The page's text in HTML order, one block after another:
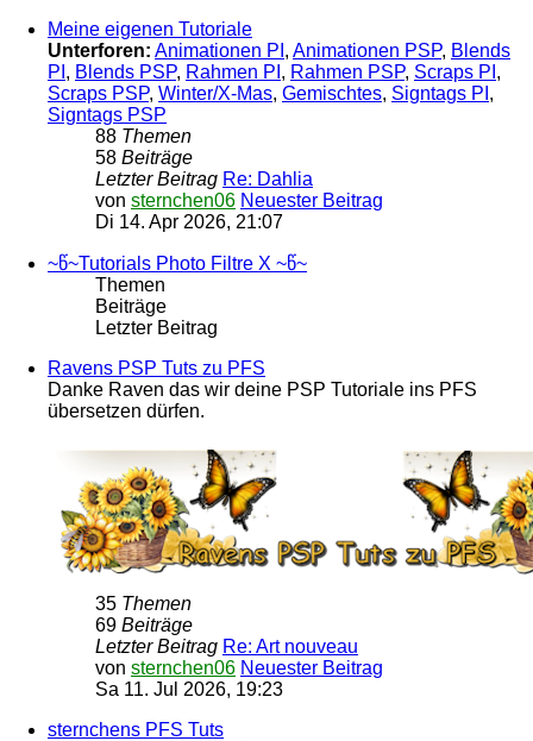
Meine eigenen Tutoriale
Unterforen: Animationen PI , Animationen PSP, Blends
PI , Blends PSP, Rahmen PI , Rahmen PSP, Scraps PI ,
Scraps PSP, Winter/X-Mas, Gemischtes, Signtags PI ,
Signtags PSP
88 Themen
58 Beiträge
Letzter Beitrag Re: Dahlia
von sternchen06 Neuester Beitrag
Di 14. Apr 2026, 21:07
~წ~Tutorials Photo Filtre X ~წ~
Themen
Beiträge
Letzter Beitrag
Ravens PSP Tuts zu PFS
Danke Raven das wir deine PSP Tutoriale ins PFS
übersetzen dürfen.
35 Themen
69 Beiträge
Letzter Beitrag Re: Art nouveau
von sternchen06 Neuester Beitrag
Sa 11. Jul 2026, 19:23
sternchens PFS Tuts